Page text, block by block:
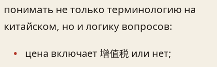
понимать не только терминологию на
китайском, но и логику вопросов:
цена включает 增值税 или нет;